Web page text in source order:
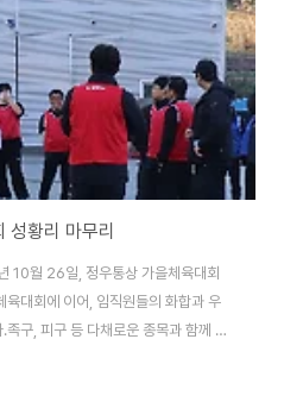
황리 마무리
월 26일, 정우통상 가을체육대회
대회에 이어, 임직원들의 화합과 우
구, 피구 등 다채로운 종목과 함께 훈
적 능력을 키우는 시간도 마련되었습